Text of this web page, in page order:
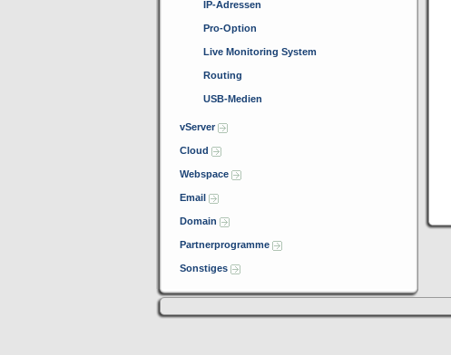
IP-Adressen
Pro-Option
Live Monitoring System
Routing
USB-Medien
vServer
Cloud
Webspace
Email
Domain
Partnerprogramme
Sonstiges